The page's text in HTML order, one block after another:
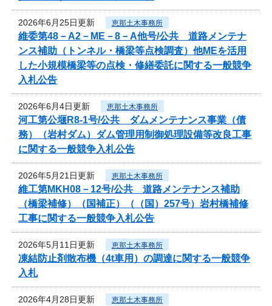
2026年6月25日更新 恵那土木事務所
維委第48－A2－ME－8－A他号/公共 道路メンテナ
ンス補助（トンネル・橋梁等点検調査）他MEを活用
した小規模橋梁等の点検・修繕委託に関する一般競争
入札公告
2026年6月4日更新 恵那土木事務所
河工第公堰R8-1号/公共 ダムメンテナンス事業（債
務）（岩村ダム）ダム管理用制御処理設備等改良工事
に関する一般競争入札公告
2026年5月21日更新 恵那土木事務所
維工第MKH08－12号/公共 道路メンテナンス補助
（橋梁補修）（国補正）（（国）257号）岩村橋補修
工事に関する一般競争入札公告
2026年5月11日更新 恵那土木事務所
凍結防止剤散布機（4t車用）の調達に関する一般競争
入札
2026年4月28日更新 恵那土木事務所